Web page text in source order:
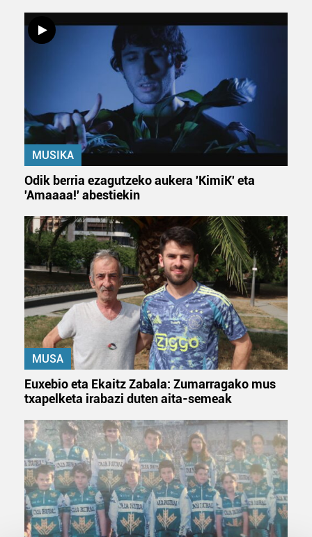
MUSIKA
Odik berria ezagutzeko aukera 'KimiK' eta
'Amaaaa!' abestiekin
MUSA
Euxebio eta Ekaitz Zabala: Zumarragako mus
txapelketa irabazi duten aita-semeak